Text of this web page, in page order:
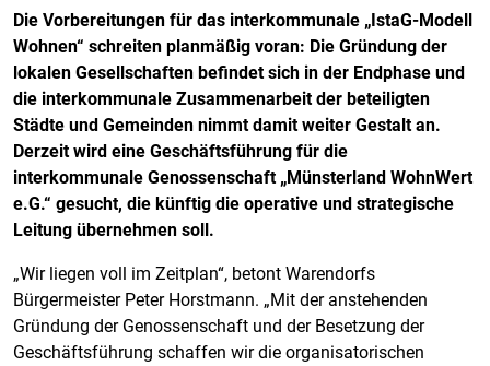
Die Vorbereitungen für das interkommunale „IstaG-Modell
Wohnen“ schreiten planmäßig voran: Die Gründung der
lokalen Gesellschaften befindet sich in der Endphase und
die interkommunale Zusammenarbeit der beteiligten
Städte und Gemeinden nimmt damit weiter Gestalt an.
Derzeit wird eine Geschäftsführung für die
interkommunale Genossenschaft „Münsterland WohnWert
e.G.“ gesucht, die künftig die operative und strategische
Leitung übernehmen soll.
„Wir liegen voll im Zeitplan“, betont Warendorfs
Bürgermeister Peter Horstmann. „Mit der anstehenden
Gründung der Genossenschaft und der Besetzung der
Geschäftsführung schaffen wir die organisatorischen